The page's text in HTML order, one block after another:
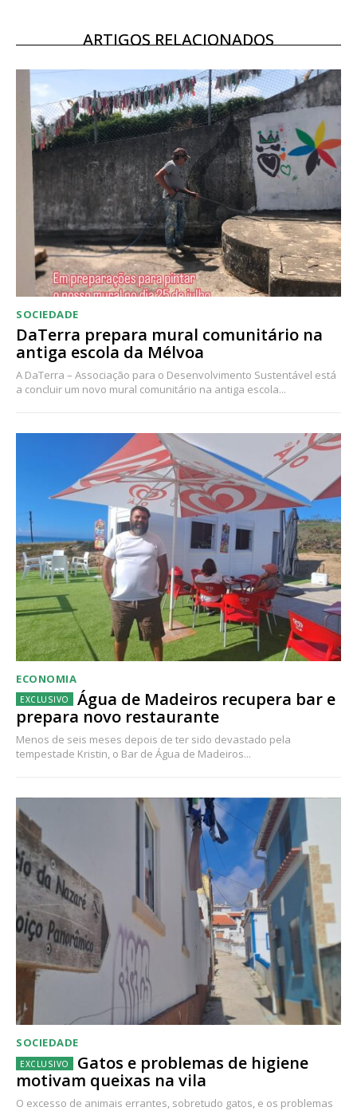
ARTIGOS RELACIONADOS
SOCIEDADE
DaTerra prepara mural comunitário na
antiga escola da Mélvoa
A DaTerra – Associação para o Desenvolvimento Sustentável está
a concluir um novo mural comunitário na antiga escola...
ECONOMIA
Água de Madeiros recupera bar e
prepara novo restaurante
Menos de seis meses depois de ter sido devastado pela
tempestade Kristin, o Bar de Água de Madeiros...
SOCIEDADE
Gatos e problemas de higiene
motivam queixas na vila
O excesso de animais errantes, sobretudo gatos, e os problemas